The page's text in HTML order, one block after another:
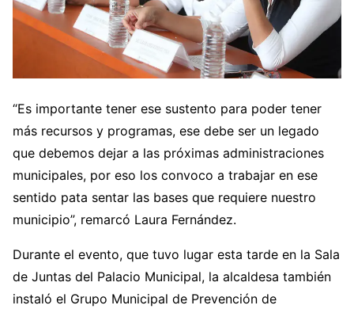
“Es importante tener ese sustento para poder tener
más recursos y programas, ese debe ser un legado
que debemos dejar a las próximas administraciones
municipales, por eso los convoco a trabajar en ese
sentido pata sentar las bases que requiere nuestro
municipio”, remarcó Laura Fernández.
Durante el evento, que tuvo lugar esta tarde en la Sala
de Juntas del Palacio Municipal, la alcaldesa también
instaló el Grupo Municipal de Prevención de